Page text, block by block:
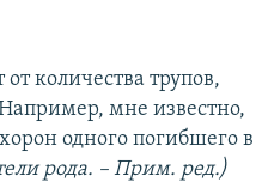
количества трупов,
мне известно,
одного погибшего в
рода. – Прим. ред.)